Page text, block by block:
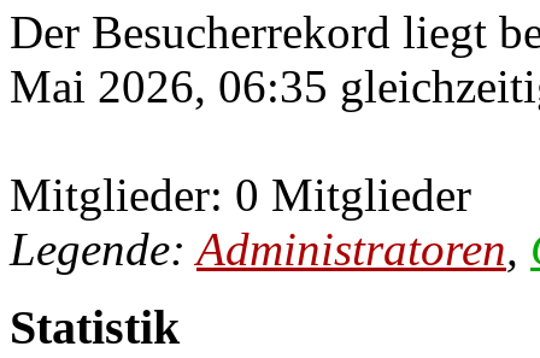
Der Besucherrekord liegt
Mai 2026, 06:35
Mitglieder: 0 Mitglieder
Legende:Administratoren,
Statistik